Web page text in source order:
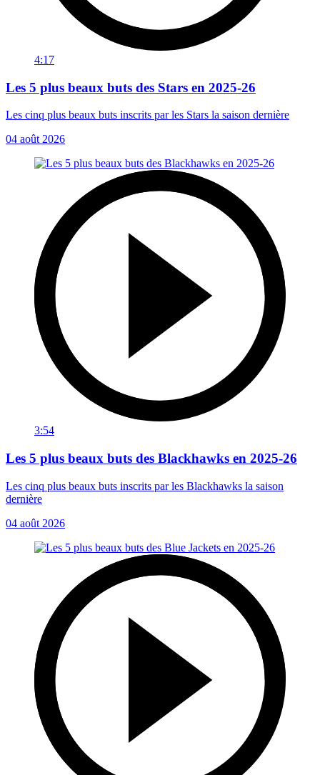
4:17
Les 5 plus beaux buts des Stars en 2025-26
Les cinq plus beaux buts inscrits par les Stars la saison dernière
04 août 2026
3:54
Les 5 plus beaux buts des Blackhawks en 2025-26
Les cinq plus beaux buts inscrits par les Blackhawks la saison
dernière
04 août 2026